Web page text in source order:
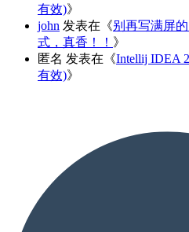
有效)》
john 发表在《别再写满屏
式，真香！！ 》
匿名 发表在《Intellij IDEA
有效)》